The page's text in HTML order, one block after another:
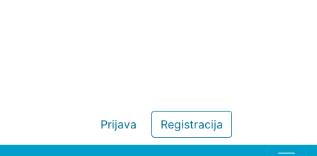
Registracija
Prijava